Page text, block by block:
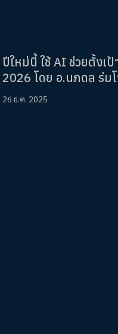
ปีใหม่นี้ ใช้ AI ช่วยตั้งเ
2026 โดย อ.นภดล ร่ม
26 ธ.ค. 2025